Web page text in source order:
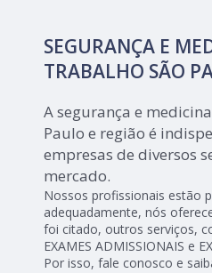
SEGURANÇA E
TRABALHO SÃO
A segurança e
Paulo e região é
empresas de diversos
mercado.
Nossos profissionais estão
adequadamente, nós
foi citado, outros serviços,
EXAMES ADMISSIONAIS e
Por isso, fale conosco e